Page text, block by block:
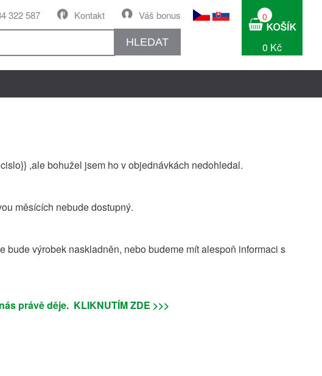
Váš bonus
Kontakt
322 587
HLEDAT
0
0 Kč
,ale bohužel jsem ho v objednávkách nedohledal.
měsících nebude dostupný.
bude výrobek naskladněn, nebo budeme mít alespoň informaci s
právě děje. KLIKNUTÍM ZDE >>>